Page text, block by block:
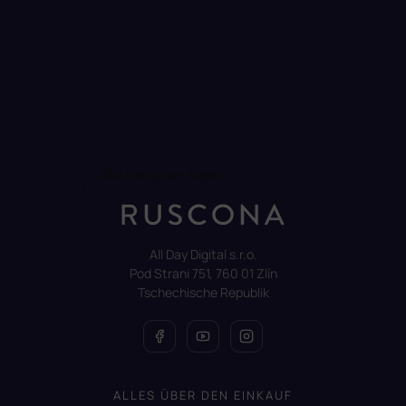
All Day Digital s.r.o.
Pod Strani 751, 760 01 Zlín
Tschechische Republik
ALLES ÜBER DEN EINKAUF